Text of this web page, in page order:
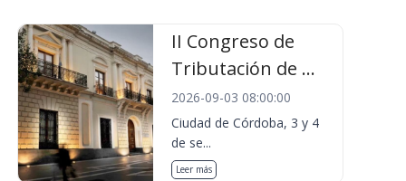
II Congreso de
Tributación de ...
2026-09-03 08:00:00
Ciudad de Córdoba, 3 y 4
de se...
Leer más